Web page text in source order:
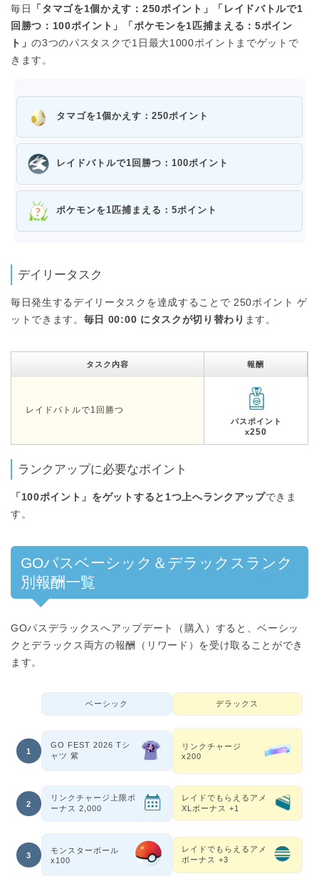
毎日
「タマゴを1個かえす：250ポイント」「レイドバトルで1
回勝つ：100ポイント」「ポケモンを1匹捕まえる：5ポイン
ト」の3つのパスタスクで1日最大1000ポイントまでゲットで
きます。
タマゴを1個かえす：250ポイント
レイドバトルで1回勝つ：100ポイント
ポケモンを1匹捕まえる：5ポイント
デイリータスク
毎日発生するデイリータスクを達成することで 250ポイント ゲ
ットできます。 毎日 00:00 にタスクが切り替わり ます。
タスク内容 報酬
レイドバトルで1回勝つ
パスポイント
x250
ランクアップに必要なポイント
「100ポイント」をゲットすると1つ上へランクアップできま
す。
GOパスベーシック＆デラックスランク
別報酬一覧
GOパスデラックスへアップデート（購入）すると、ベーシッ
クとデラックス両方の報酬（リワード）を受け取ることができ
ます。
ベーシック デラックス
1
GO FEST 2026 Tシ
ャツ 紫
リンクチャージ
x200
2
リンクチャージ上限ボ
ーナス 2,000
レイドでもらえるアメ
XLボーナス +1
3
モンスターボール
x100
レイドでもらえるアメ
ボーナス +3